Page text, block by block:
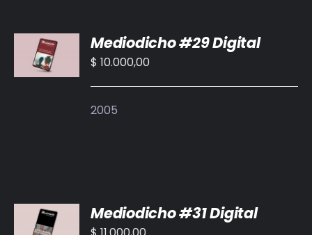
RED EOL
MEDIODICHO
AL
CARRITO
/
Mediodicho #29 Digital
$ 10.000,00
2005
AL
CARRITO
Mediodicho #31 Digital